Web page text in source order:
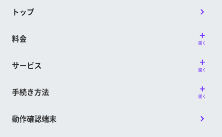
トップ
料金 開く
サービス 開く
手続き方法 開く
動作確認端末